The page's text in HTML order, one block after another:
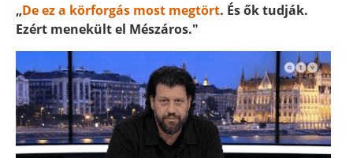
„De ez a körforgás most megtört. És ők tudják.
Ezért menekült el Mészáros."